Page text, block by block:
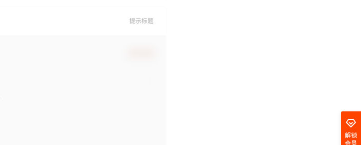
提示标题
解锁
会员